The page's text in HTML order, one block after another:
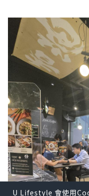
U Lifestyle 會使用